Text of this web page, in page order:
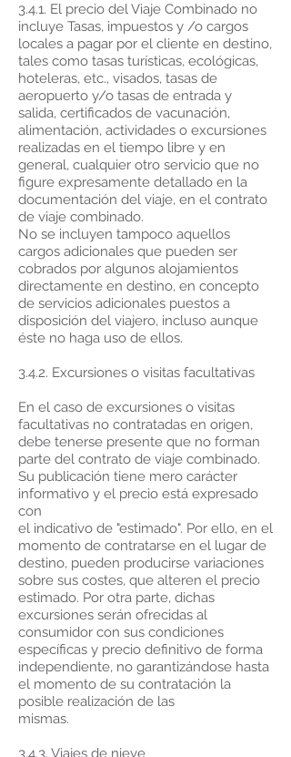
3.4.1. El precio del Viaje Combinado no
incluye Tasas, impuestos y /o cargos
locales a pagar por el cliente en destino,
tales como tasas turísticas, ecológicas,
hoteleras, etc., visados, tasas de
aeropuerto y/o tasas de entrada y
salida, certificados de vacunación,
alimentación, actividades o excursiones
realizadas en el tiempo libre y en
general, cualquier otro servicio que no
figure expresamente detallado en la
documentación del viaje, en el contrato
de viaje combinado.
No se incluyen tampoco aquellos
cargos adicionales que pueden ser
cobrados por algunos alojamientos
directamente en destino, en concepto
de servicios adicionales puestos a
disposición del viajero, incluso aunque
éste no haga uso de ellos.
3.4.2. Excursiones o visitas facultativas
En el caso de excursiones o visitas
facultativas no contratadas en origen,
debe tenerse presente que no forman
parte del contrato de viaje combinado.
Su publicación tiene mero carácter
informativo y el precio está expresado
con
el indicativo de "estimado". Por ello, en el
momento de contratarse en el lugar de
destino, pueden producirse variaciones
sobre sus costes, que alteren el precio
estimado. Por otra parte, dichas
excursiones serán ofrecidas al
consumidor con sus condiciones
específicas y precio definitivo de forma
independiente, no garantizándose hasta
el momento de su contratación la
posible realización de las
mismas.
3.4.3. Viajes de nieve